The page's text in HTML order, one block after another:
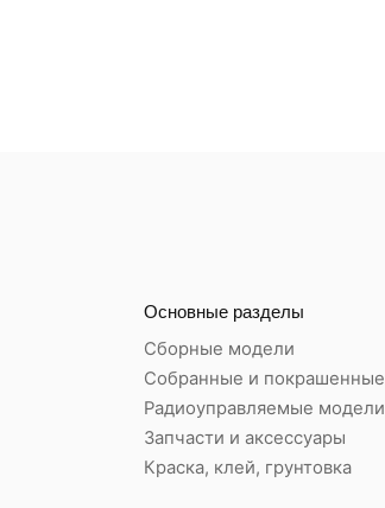
Основные разделы
Сборные модели
Собранные и покрашенные
Радиоуправляемые модели
Запчасти и аксессуары
Краска, клей, грунтовка